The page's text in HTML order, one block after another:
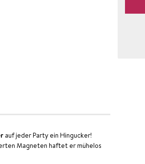
auf jeder Party ein Hingucker!
Magneten haftet er mühelos